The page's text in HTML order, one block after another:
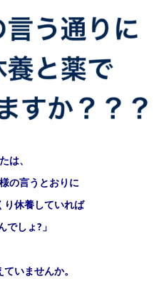
は、
の言うとおりに
り休養していれば
でしょ?」
いませんか。